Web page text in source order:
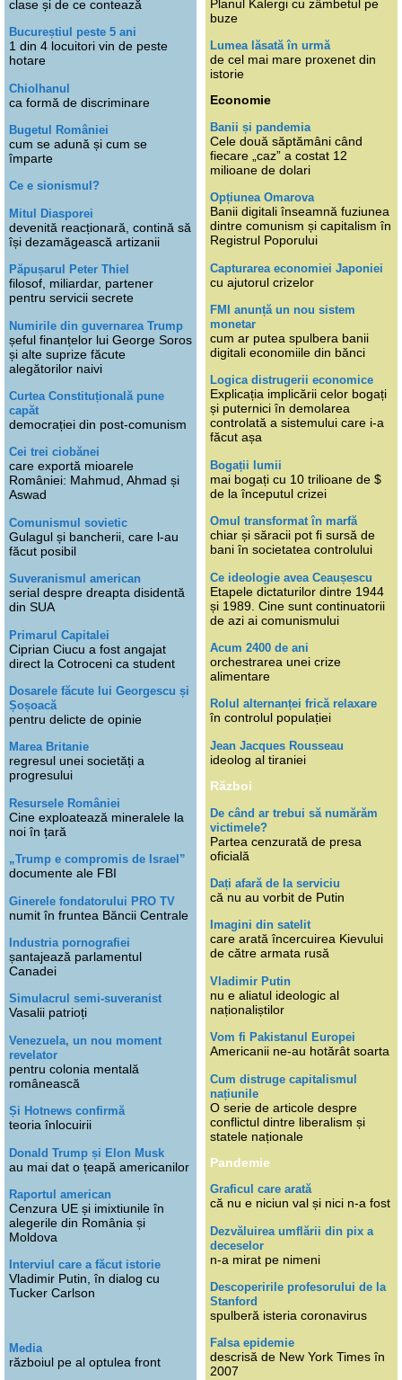
clase și de ce contează
Bucureștiul peste 5 ani
1 din 4 locuitori vin de peste
hotare
Chiolhanul
ca formă de discriminare
Bugetul României
cum se adună și cum se
împarte
Ce e sionismul?
Mitul Diasporei
devenită reacționară, contină să
își dezamăgească artizanii
Păpușarul Peter Thiel
filosof, miliardar, partener
pentru servicii secrete
Numirile din guvernarea Trump
șeful finanțelor lui George Soros
și alte suprize făcute
alegătorilor naivi
Curtea Constituțională pune
capăt
democrației din post-comunism
Cei trei ciobănei
care exportă mioarele
României: Mahmud, Ahmad și
Aswad
Comunismul sovietic
Gulagul și bancherii, care l-au
făcut posibil
Suveranismul american
serial despre dreapta disidentă
din SUA
Primarul Capitalei
Ciprian Ciucu a fost angajat
direct la Cotroceni ca student
Dosarele făcute lui Georgescu și
Șoșoacă
pentru delicte de opinie
Marea Britanie
regresul unei societăți a
progresului
Resursele României
Cine exploatează mineralele la
noi în țară
„Trump e compromis de Israel”
documente ale FBI
Ginerele fondatorului PRO TV
numit în fruntea Băncii Centrale
Industria pornografiei
șantajează parlamentul
Canadei
Simulacrul semi-suveranist
Vasalii patrioți
Venezuela, un nou moment
revelator
pentru colonia mentală
românească
Și Hotnews confirmă
teoria înlocuirii
Donald Trump și Elon Musk
au mai dat o țeapă americanilor
Raportul american
Cenzura UE și imixtiunile în
alegerile din România și
Moldova
Interviul care a făcut istorie
Vladimir Putin, în dialog cu
Tucker Carlson
Media
războiul pe al optulea front
Planul Kalergi cu zâmbetul pe
buze
Lumea lăsată în urmă
de cel mai mare proxenet din
istorie
Economie
Banii și pandemia
Cele două săptămâni când
fiecare „caz” a costat 12
milioane de dolari
Opțiunea Omarova
Banii digitali înseamnă fuziunea
dintre comunism și capitalism în
Registrul Poporului
Capturarea economiei Japoniei
cu ajutorul crizelor
FMI anunță un nou sistem
monetar
cum ar putea spulbera banii
digitali economiile din bănci
Logica distrugerii economice
Explicația implicării celor bogați
și puternici în demolarea
controlată a sistemului care i-a
făcut așa
Bogații lumii
mai bogați cu 10 trilioane de $
de la începutul crizei
Omul transformat în marfă
chiar și săracii pot fi sursă de
bani în societatea controlului
Ce ideologie avea Ceaușescu
Etapele dictaturilor dintre 1944
și 1989. Cine sunt continuatorii
de azi ai comunismului
Acum 2400 de ani
orchestrarea unei crize
alimentare
Rolul alternanței frică relaxare
în controlul populației
Jean Jacques Rousseau
ideolog al tiraniei
Război
De când ar trebui să numărăm
victimele?
Partea cenzurată de presa
oficială
Dați afară de la serviciu
că nu au vorbit de Putin
Imagini din satelit
care arată încercuirea Kievului
de către armata rusă
Vladimir Putin
nu e aliatul ideologic al
naționaliștilor
Vom fi Pakistanul Europei
Americanii ne-au hotărât soarta
Cum distruge capitalismul
națiunile
O serie de articole despre
conflictul dintre liberalism și
statele naționale
Pandemie
Graficul care arată
că nu e niciun val și nici n-a fost
Dezvăluirea umflării din pix a
deceselor
n-a mirat pe nimeni
Descoperirile profesorului de la
Stanford
spulberă isteria coronavirus
Falsa epidemie
descrisă de New York Times în
2007